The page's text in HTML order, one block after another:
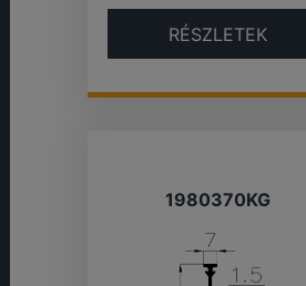
RÉSZLETEK
1980370KG